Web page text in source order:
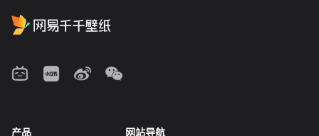
产品 网站导航